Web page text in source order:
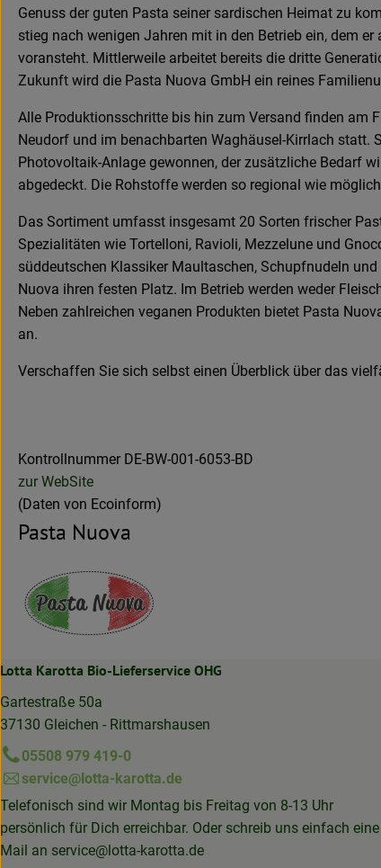
Genuss der guten Pasta seiner sardischen Heimat zu
stieg nach wenigen Jahren mit in den Betrieb ein, dem
voransteht. Mittlerweile arbeitet bereits die dritte
Zukunft wird die Pasta Nuova GmbH ein reines
Alle Produktionsschritte bis hin zum Versand finden am
Neudorf und im benachbarten Waghäusel-Kirrlach statt.
Photovoltaik-Anlage gewonnen, der zusätzliche Bedarf
abgedeckt. Die Rohstoffe werden so regional wie
Das Sortiment umfasst insgesamt 20 Sorten frischer
Spezialitäten wie Tortelloni, Ravioli, Mezzelune und
süddeutschen Klassiker Maultaschen, Schupfnudeln
Nuova ihren festen Platz. Im Betrieb werden weder
Neben zahlreichen veganen Produkten bietet Pasta
an.
Verschaffen Sie sich selbst einen Überblick über das
Kontrollnummer DE-BW-001-6053-BD
zur WebSite
(Daten von Ecoinform)
Pasta Nuova
Lotta Karotta Bio-Lieferservice OHG
Gartestraße 50a
37130 Gleichen - Rittmarshausen
05508 979 419-0
service@lotta-karotta.de
Telefonisch sind wir Montag bis Freitag von 8-13 Uhr
persönlich für Dich erreichbar. Oder schreib uns einfach eine
Mail an service@lotta-karotta.de